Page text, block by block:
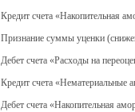
Кредит счета «Накопительная
Признание суммы уценки
Дебет счета «Расходы на
Кредит счета «Нематериальные
Дебет счета «Накопительная